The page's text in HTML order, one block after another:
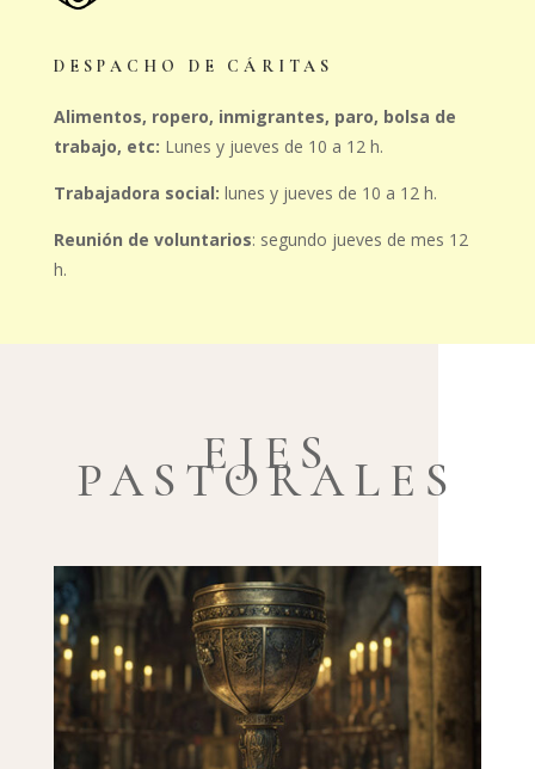
DESPACHO DE CÁRITAS
Alimentos, ropero, inmigrantes, paro, bolsa de
trabajo, etc: Lunes y jueves de 10 a 12 h.
Trabajadora social: lunes y jueves de 10 a 12 h.
Reunión de voluntarios: segundo jueves de mes 12
h.
EJES
PASTORALES